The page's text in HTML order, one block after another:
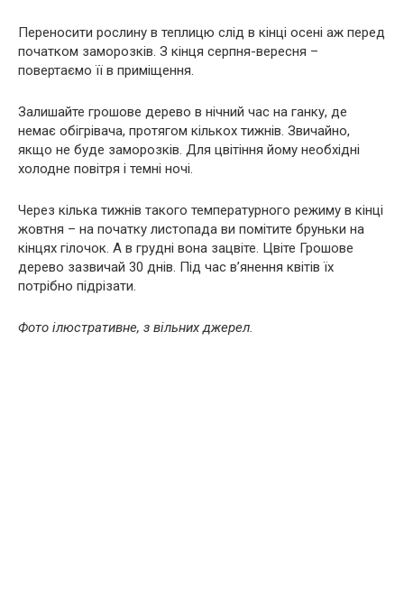
Переносити рослину в теплицю слід в кінці осені аж перед
початком заморозків. З кінця серпня-вересня –
повертаємо її в приміщення.
Залишайте грошове дерево в нічний час на ганку, де
немає обігрівача, протягом кількох тижнів. Звичайно,
якщо не буде заморозків. Для цвітіння йому необхідні
холодне повітря і темні ночі.
Через кілька тижнів такого температурного режиму в кінці
жовтня – на початку листопада ви помітите бруньки на
кінцях гілочок. А в грудні вона зацвіте. Цвіте Грошове
дерево зазвичай 30 днів. Під час в’янення квітів їх
потрібно підрізати.
Фото ілюстративне, з вільних джерел.